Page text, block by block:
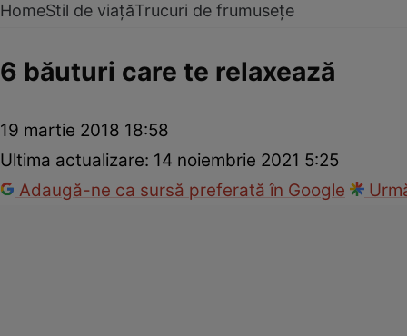
HomeStil de viațăTrucuri de frumusețe
6 băuturi care te relaxează
19 martie 2018 18:58
Ultima actualizare: 14 noiembrie 2021 5:25
Adaugă-ne ca sursă preferată în Google